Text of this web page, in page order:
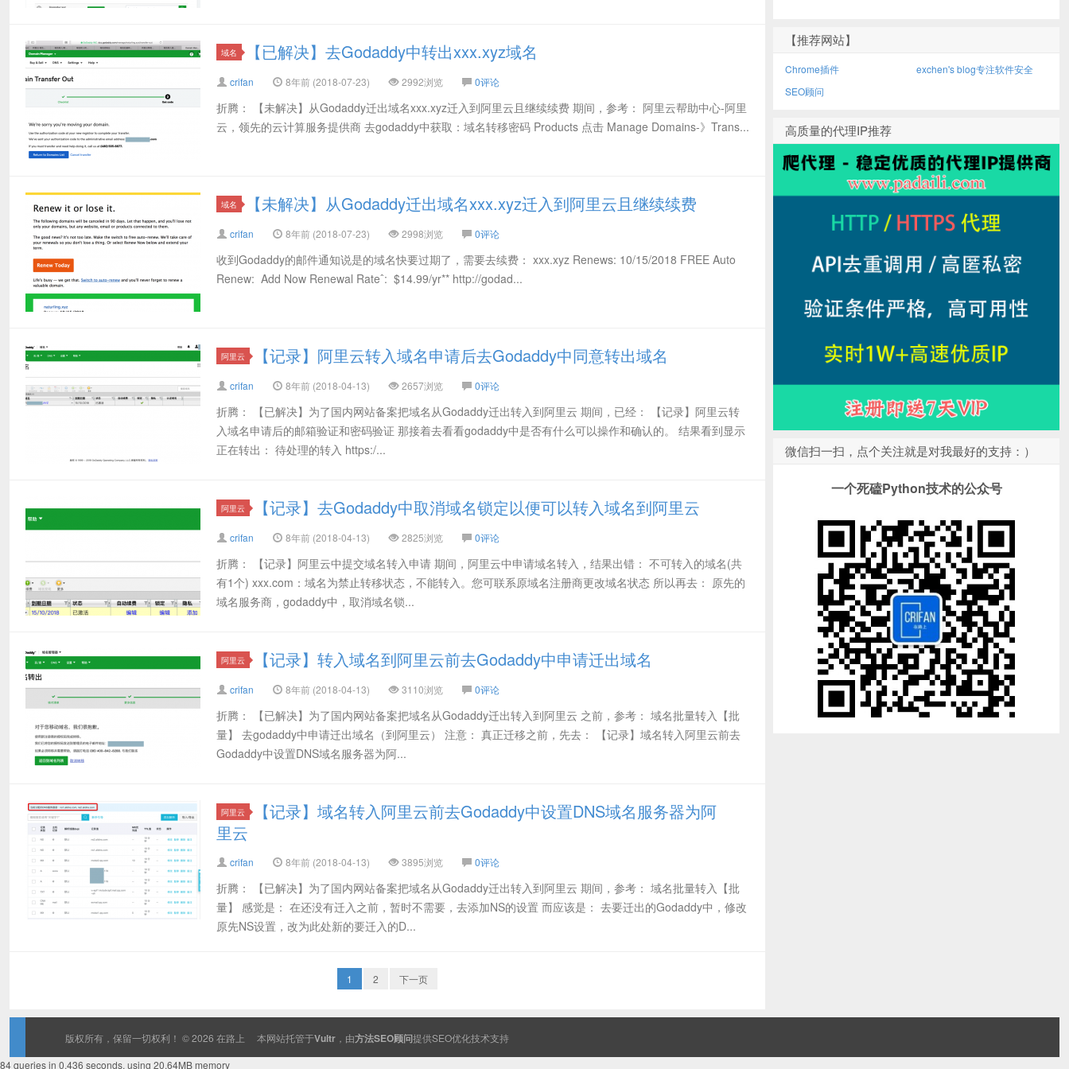
域名 【已解决】去Godaddy中转出xxx.xyz域名
crifan 8年前 (2018-07-23) 2992浏览 0评论
折腾： 【未解决】从Godaddy迁出域名xxx.xyz迁入到阿里云且继续续费 期间，参考： 阿里云帮助中心-阿里
云，领先的云计算服务提供商 去godaddy中获取：域名转移密码 Products 点击 Manage Domains-》Trans...
域名 【未解决】从Godaddy迁出域名xxx.xyz迁入到阿里云且继续续费
crifan 8年前 (2018-07-23) 2998浏览 0评论
收到Godaddy的邮件通知说是的域名快要过期了，需要去续费： xxx.xyz Renews: 10/15/2018 FREE Auto
Renew: Add Now Renewal Rateˆ: $14.99/yr** http://godad...
阿里云 【记录】阿里云转入域名申请后去Godaddy中同意转出域名
crifan 8年前 (2018-04-13) 2657浏览 0评论
折腾： 【已解决】为了国内网站备案把域名从Godaddy迁出转入到阿里云 期间，已经： 【记录】阿里云转
入域名申请后的邮箱验证和密码验证 那接着去看看godaddy中是否有什么可以操作和确认的。 结果看到显示
正在转出： 待处理的转入 https:/...
阿里云 【记录】去Godaddy中取消域名锁定以便可以转入域名到阿里云
crifan 8年前 (2018-04-13) 2825浏览 0评论
折腾： 【记录】阿里云中提交域名转入申请 期间，阿里云中申请域名转入，结果出错： 不可转入的域名(共
有1个) xxx.com：域名为禁止转移状态，不能转入。您可联系原域名注册商更改域名状态 所以再去： 原先的
域名服务商，godaddy中，取消域名锁...
阿里云 【记录】转入域名到阿里云前去Godaddy中申请迁出域名
crifan 8年前 (2018-04-13) 3110浏览 0评论
折腾： 【已解决】为了国内网站备案把域名从Godaddy迁出转入到阿里云 之前，参考： 域名批量转入【批
量】 去godaddy中申请迁出域名（到阿里云） 注意： 真正迁移之前，先去： 【记录】域名转入阿里云前去
Godaddy中设置DNS域名服务器为阿...
阿里云
【记录】域名转入阿里云前去Godaddy中设置DNS域名服务器为阿
里云
crifan 8年前 (2018-04-13) 3895浏览 0评论
折腾： 【已解决】为了国内网站备案把域名从Godaddy迁出转入到阿里云 期间，参考： 域名批量转入【批
量】 感觉是： 在还没有迁入之前，暂时不需要，去添加NS的设置 而应该是： 去要迁出的Godaddy中，修改
原先NS设置，改为此处新的要迁入的D...
1 2 下一页
【推荐网站】
Chrome插件
exchen's blog专注软件安全
SEO顾问
高质量的代理IP推荐
微信扫一扫，点个关注就是对我最好的支持：）
一个死磕Python技术的公众号
版权所有，保留一切权利！ © 2026 在路上 本网站托管于Vultr ，由方法SEO顾问提供SEO优化技术支持
84 queries in 0.436 seconds, using 20.64MB memory